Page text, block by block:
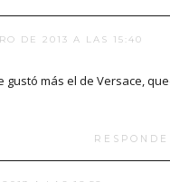
DE 2013 A LAS 15:40
gustó más el de Versace,